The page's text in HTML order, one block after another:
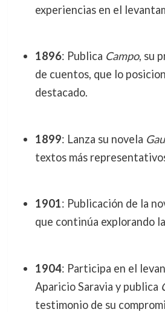
experiencias en el
1896: Publica Campo, su
de cuentos, que lo
destacado.
1899: Lanza su novela
textos más
1901: Publicación de la
que continúa explorando
1904: Participa en el
Aparicio Saravia y publica
testimonio de su